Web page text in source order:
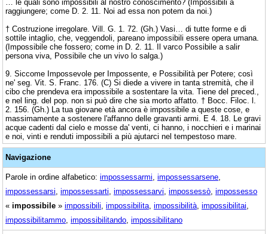
… le quali sono impossibili al nostro conoscimento? (Impossibili a
raggiungere; come D. 2. 11. Noi ad essa non potem da noi.)
† Costruzione irregolare. Vill. G. 1. 72. (Gh.) Vasi… di tutte forme e di
sottile intaglio, che, veggendoli, pareano impossibili essere opera umana.
(Impossibile che fossero; come in D. 2. 11. Il varco Possibile a salir
persona viva, Possibile che un vivo lo salga.)
9. Siccome Impossevole per Impossente, e Possibilità per Potere; così
ne' seg. Vit. S. Franc. 176. (C) Si diede a vivere in tanta stremità, che il
cibo che prendeva era impossibile a sostentare la vita. Tiene del preced.,
e nel ling. del pop. non si può dire che sia morto affatto. † Bocc. Filoc. l.
2. 156. (Gh.) La tua giovane età ancora è impossibile a queste cose, e
massimamente a sostenere l'affanno delle gravanti armi. E 4. 18. Le gravi
acque cadenti dal cielo e mosse da' venti, ci hanno, i nocchieri e i marinai
e noi, vinti e renduti impossibili a più ajutarci nel tempestoso mare.
Navigazione
Parole in ordine alfabetico: impossessarmi impossessarsene
impossessarsi impossessarti impossessarvi impossessò impossesso
« impossibile » impossibili impossibilita impossibilità impossibilitai
impossibilitammo impossibilitando impossibilitano